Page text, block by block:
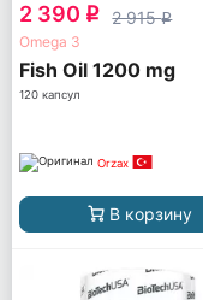
2 390 q 2 915q
Omega 3
Fish Oil 1200 mg
120 капсул
Orzax
В корзину